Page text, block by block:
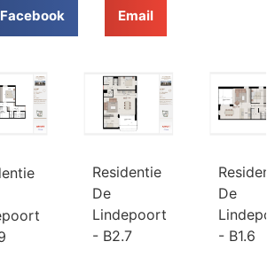
Facebook Email
Residentie
Lindepoort
Residentie
Lindepoort